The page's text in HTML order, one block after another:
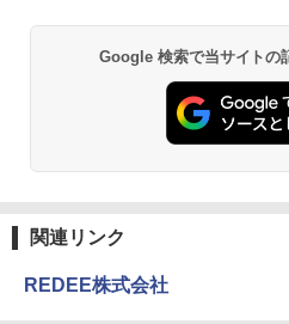
仮面ライダ
4
￥1,980
物理実験モ
Google 検索で当サイトの
関連リンク
REDEE株式会社